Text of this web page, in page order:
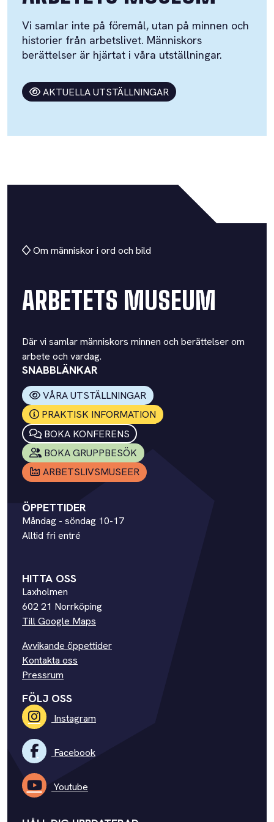
Vi samlar inte på föremål, utan på minnen och
historier från arbetslivet. Människors
berättelser är hjärtat i våra utställningar.
AKTUELLA UTSTÄLLNINGAR
Om människor i ord och bild
ARBETETS MUSEUM
Där vi samlar människors minnen och berättelser om
arbete och vardag.
SNABBLÄNKAR
VÅRA UTSTÄLLNINGAR
PRAKTISK INFORMATION
BOKA KONFERENS
BOKA GRUPPBESÖK
ARBETSLIVSMUSEER
ÖPPETTIDER
Måndag - söndag 10-17
Alltid fri entré
HITTA OSS
Laxholmen
602 21 Norrköping
Till Google Maps
Avvikande öppettider
Kontakta oss
Pressrum
FÖLJ OSS
Instagram
Facebook
Youtube